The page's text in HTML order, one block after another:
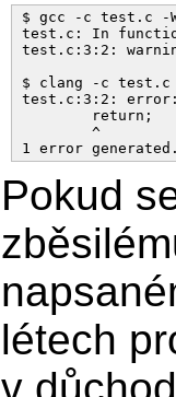
$ gcc -c test.c -
test.c: In
test.c:3:2:
$ clang -c test.c
test.c:3:2: error:
        return;
        ^
Pokud
létech